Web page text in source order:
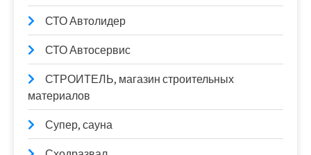
СТО Автолидер
СТО Автосервис
СТРОИТЕЛЬ, магазин строительных
материалов
Супер, сауна